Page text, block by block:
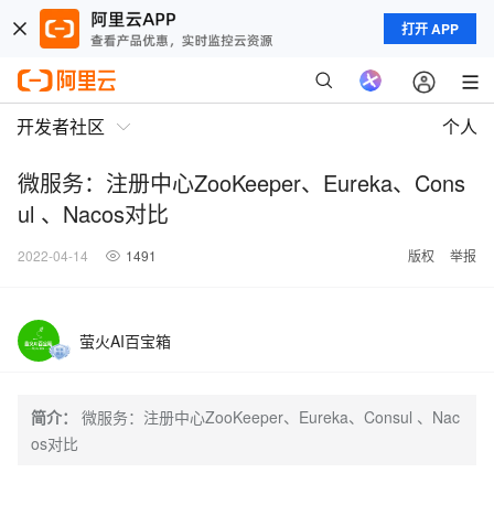
打开 APP
开发者社区 个人
微服务：注册中心ZooKeeper、Eureka、Cons
ul 、Nacos对比
2022-04-14 1491 版权 举报
萤火AI百宝箱
简介：
微服务：注册中心ZooKeeper、Eureka、Consul 、Nac
os对比